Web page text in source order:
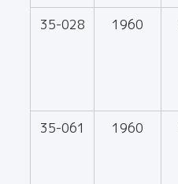
35-028 1960
35-061 1960